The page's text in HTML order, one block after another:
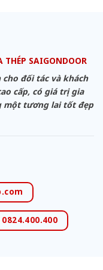
THÉP SAIGONDOOR
cho đối tác và khách
cấp, có giá trị gia
một tương lai tốt đẹp